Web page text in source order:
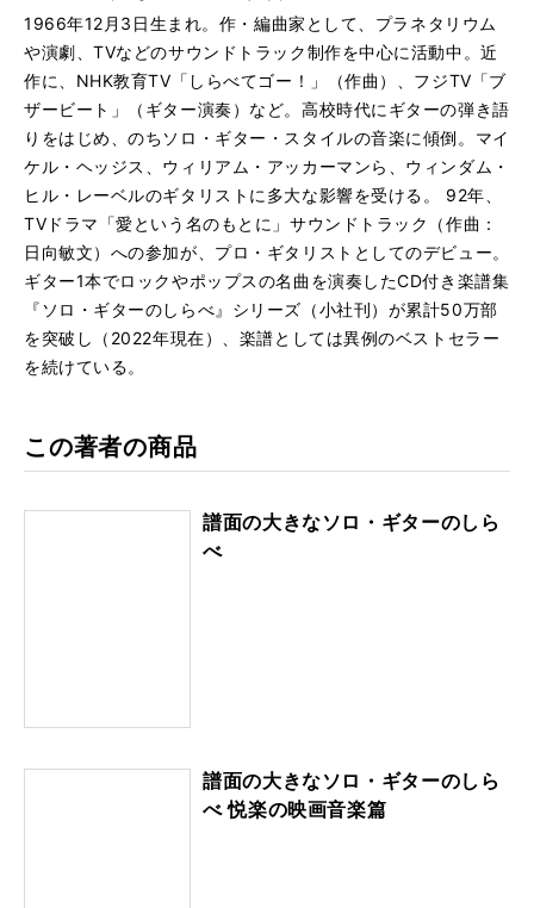
1966年12月3日生まれ。作・編曲家として、プラネタリウム
や演劇、TVなどのサウンドトラック制作を中心に活動中。近
作に、NHK教育TV「しらべてゴー！」（作曲）、フジTV「ブ
ザービート」（ギター演奏）など。高校時代にギターの弾き語
りをはじめ、のちソロ・ギター・スタイルの音楽に傾倒。マイ
ケル・ヘッジス、ウィリアム・アッカーマンら、ウィンダム・
ヒル・レーベルのギタリストに多大な影響を受ける。 92年、
TVドラマ「愛という名のもとに」サウンドトラック（作曲：
日向敏文）への参加が、プロ・ギタリストとしてのデビュー。
ギター1本でロックやポップスの名曲を演奏したCD付き楽譜集
『ソロ・ギターのしらべ』シリーズ（小社刊）が累計50万部
を突破し（2022年現在）、楽譜としては異例のベストセラー
を続けている。
この著者の商品
譜面の大きなソロ・ギターのしら
べ
譜面の大きなソロ・ギターのしら
べ 悦楽の映画音楽篇